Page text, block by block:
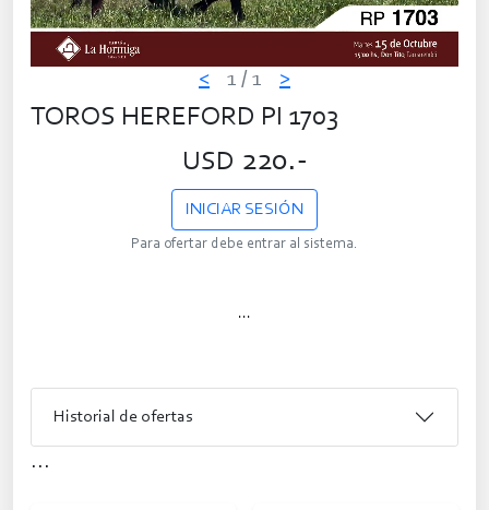
< 1 / 1 >
TOROS HEREFORD PI 1703
USD 220.-
INICIAR SESIÓN
Para ofertar debe entrar al sistema.
...
Historial de ofertas
...